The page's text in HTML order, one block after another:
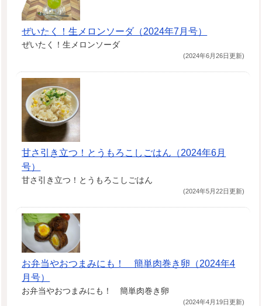
ぜいたく！生メロンソーダ（2024年7月号）
ぜいたく！生メロンソーダ
(2024年6月26日更新)
甘さ引き立つ！とうもろこしごはん（2024年6月
号）
甘さ引き立つ！とうもろこしごはん
(2024年5月22日更新)
お弁当やおつまみにも！ 簡単肉巻き卵（2024年4
月号）
お弁当やおつまみにも！ 簡単肉巻き卵
(2024年4月19日更新)